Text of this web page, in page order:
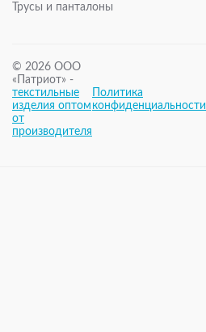
Трусы и панталоны
© 2026 ООО
«Патриот» -
текстильные
изделия оптом
от
производителя
Политика
конфиденциальности